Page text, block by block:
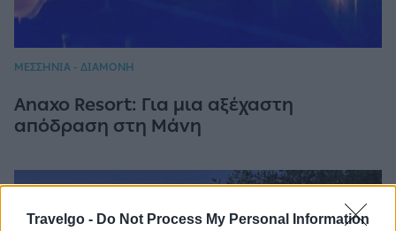
Travelgo - Do Not Process My Personal Information
ΜΕΣΣΗΝΙΑ - ΔΙΑΜΟΝΗ
Anaxo Resort: Για μια αξέχαστη
απόδραση στη Μάνη